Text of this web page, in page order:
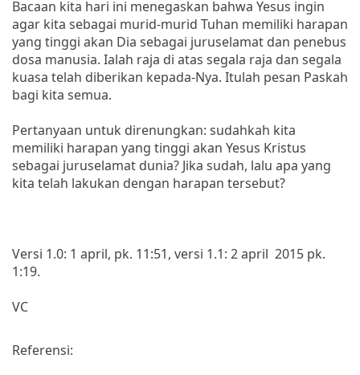
Bacaan kita hari ini menegaskan bahwa Yesus ingin
agar kita sebagai murid-murid Tuhan memiliki harapan
yang tinggi akan Dia sebagai juruselamat dan penebus
dosa manusia. Ialah raja di atas segala raja dan segala
kuasa telah diberikan kepada-Nya. Itulah pesan Paskah
bagi kita semua.
Pertanyaan untuk direnungkan: sudahkah kita
memiliki harapan yang tinggi akan Yesus Kristus
sebagai juruselamat dunia? Jika sudah, lalu apa yang
kita telah lakukan dengan harapan tersebut?
Versi 1.0: 1 april, pk. 11:51, versi 1.1: 2 april 2015 pk.
1:19.
VC
Referensi: